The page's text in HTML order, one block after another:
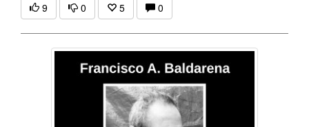
9 0 5 0